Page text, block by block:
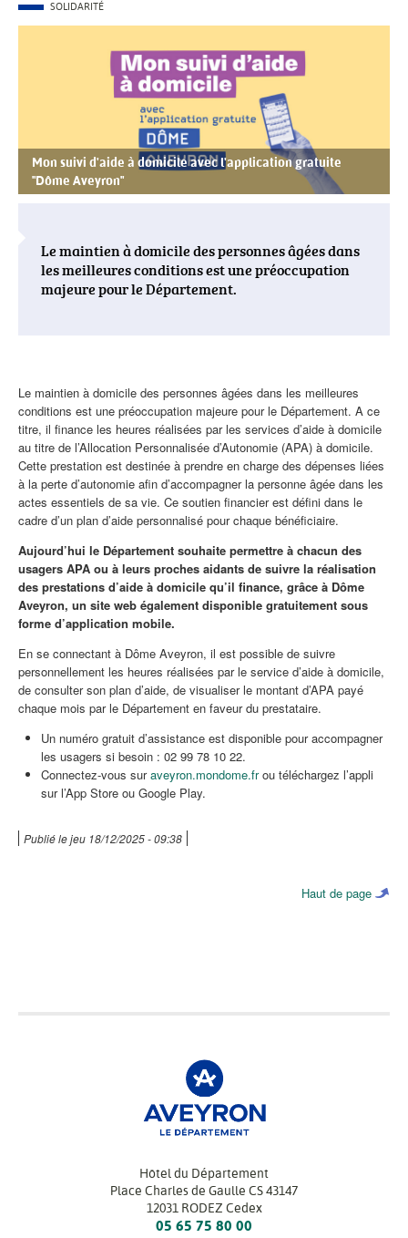
CATÉGORIE
PRINCIPALE
SOLIDARITÉ
Mon suivi d'aide à domicile avec l'application gratuite
"Dôme Aveyron"
Le maintien à domicile des personnes âgées dans
les meilleures conditions est une préoccupation
majeure pour le Département.
de
l'actualité
Le maintien à domicile des personnes âgées dans les meilleures
conditions est une préoccupation majeure pour le Département. A ce
titre, il finance les heures réalisées par les services d’aide à domicile
au titre de l’Allocation Personnalisée d’Autonomie (APA) à domicile.
Cette prestation est destinée à prendre en charge des dépenses liées
à la perte d’autonomie afin d’accompagner la personne âgée dans les
actes essentiels de sa vie. Ce soutien financier est défini dans le
cadre d’un plan d’aide personnalisé pour chaque bénéficiaire.
Aujourd’hui le Département souhaite permettre à chacun des
usagers APA ou à leurs proches aidants de suivre la réalisation
des prestations d’aide à domicile qu’il finance, grâce à Dôme
Aveyron, un site web également disponible gratuitement sous
forme d’application mobile.
En se connectant à Dôme Aveyron, il est possible de suivre
personnellement les heures réalisées par le service d’aide à domicile,
de consulter son plan d’aide, de visualiser le montant d’APA payé
chaque mois par le Département en faveur du prestataire.
Un numéro gratuit d’assistance est disponible pour accompagner
les usagers si besoin : 02 99 78 10 22.
Connectez-vous suraveyron.mondome.frou téléchargez l’appli
sur l’App Store ou Google Play.
Publié lejeu 18/12/2025 - 09:38
Haut de page
Hôtel du Département
Place Charles de Gaulle CS 43147
12031 RODEZ Cedex
05 65 75 80 00